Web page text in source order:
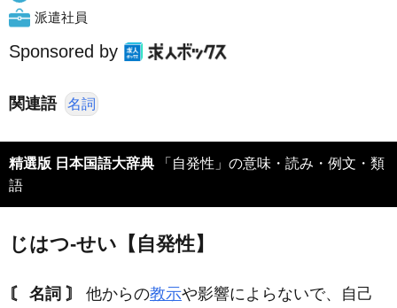
派遣社員
Sponsored by
関連語 名詞
精選版 日本国語大辞典 「自発性」の意味・読み・例文・類
語
じはつ‐せい【自発性】
〘 名詞 〙 他からの教示や影響によらないで、自己